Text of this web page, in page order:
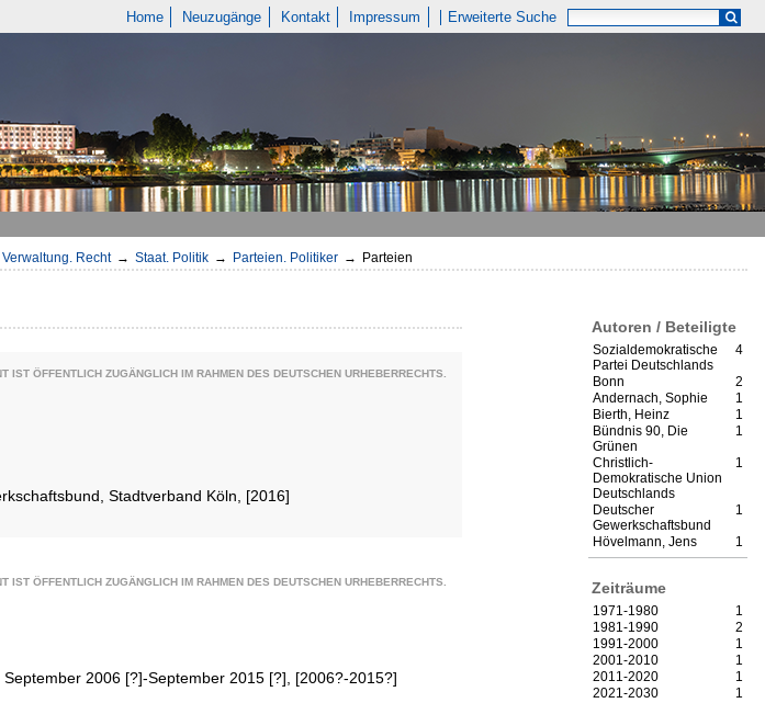
Home Neuzugänge Kontakt Impressum Erweiterte Suche
Recht → Staat. Politik → Parteien. Politiker → Parteien
Autoren / Beteiligte
4
Sozialdemokratische
Partei Deutschlands
2
Bonn
1
Andernach, Sophie
1
Bierth, Heinz
1
Bündnis 90, Die
Grünen
1
Christlich-
Demokratische Union
Deutschlands
1
Deutscher
Gewerkschaftsbund
1
Hövelmann, Jens
Zeiträume
1
1971-1980
2
1981-1990
1
1991-2000
1
2001-2010
1
2011-2020
1
2021-2030
IST ÖFFENTLICH ZUGÄNGLICH IM RAHMEN DES DEUTSCHEN URHEBERRECHTS.
Stadtverband Köln, [2016]
IST ÖFFENTLICH ZUGÄNGLICH IM RAHMEN DES DEUTSCHEN URHEBERRECHTS.
2006 [?]-September 2015 [?], [2006?-2015?]